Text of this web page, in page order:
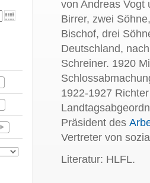
von Andreas Vogt
Birrer, zwei
Bischof, drei
Deutschland,
Schreiner. 1920
1922-1927
Präsident des
Vertreter von
Literatur: HLFL.